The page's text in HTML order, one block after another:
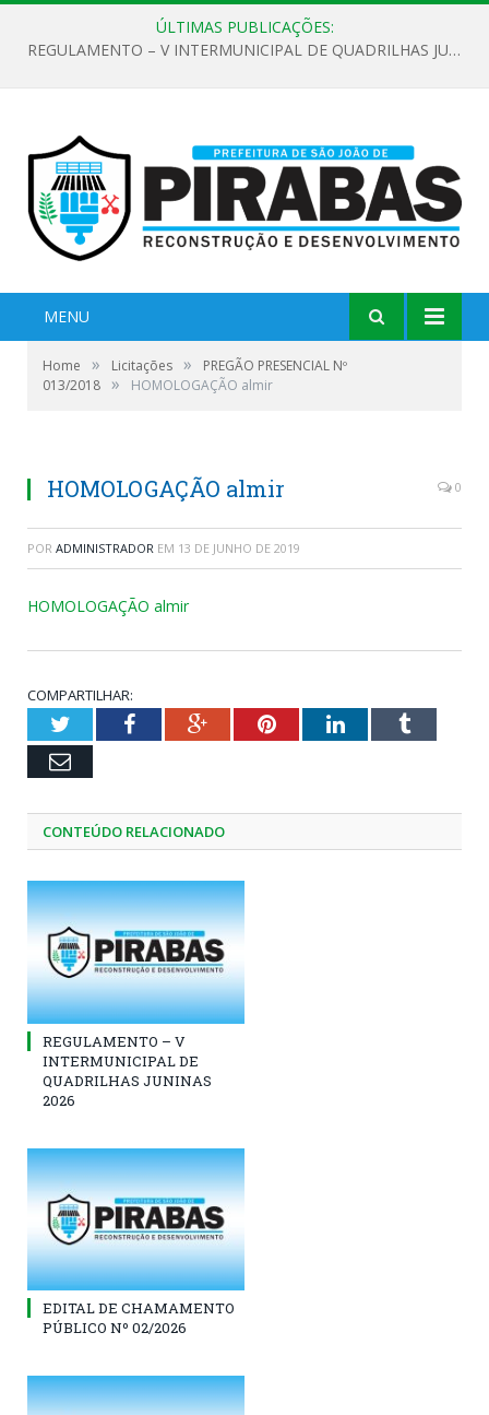
ÚLTIMAS PUBLICAÇÕES:
REGULAMENTO – V INTERMUNICIPAL DE QUADRILHAS JUNINAS 2026
MENU
Home » Licitações »
PREGÃO PRESENCIAL Nº
013/2018 » HOMOLOGAÇÃO almir
HOMOLOGAÇÃO almir 0
POR ADMINISTRADOR EM 13 DE JUNHO DE 2019
HOMOLOGAÇÃO almir
COMPARTILHAR:
TwitterFacebookGoogle+PinterestLinkedInTumblr
Email
CONTEÚDO RELACIONADO
REGULAMENTO – V
INTERMUNICIPAL DE
QUADRILHAS JUNINAS
2026
EDITAL DE CHAMAMENTO
PÚBLICO Nº 02/2026